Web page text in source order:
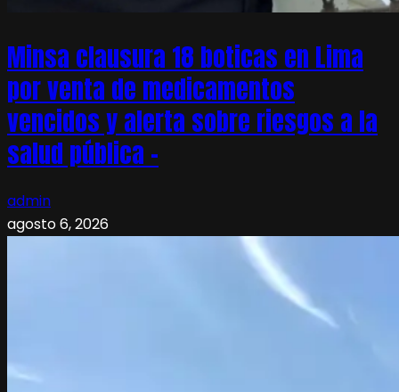
Minsa clausura 18 boticas en Lima
por venta de medicamentos
vencidos y alerta sobre riesgos a la
salud pública –
admin
agosto 6, 2026